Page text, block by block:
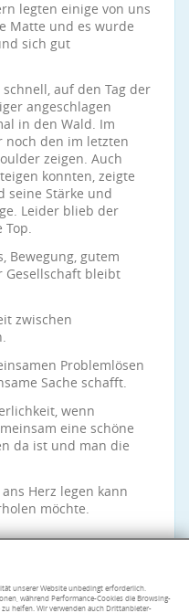
legten einige von uns
Matte und es wurde
sich gut
auf den Tag der
angeschlagen
in den Wald. Im
noch den im letzten
zeigen. Auch
konnten, zeigte
seine Stärke und
Leider blieb der
Top.
Bewegung, gutem
Gesellschaft bleibt
zwischen
Problemlösen
Sache schafft.
wenn
eine schöne
da ist und man die
Herz legen kann
möchte.
unserer Website unbedingt erforderlich.
während Performance-Cookies die Browsing-
helfen. Wir verwenden auch Drittanbieter-